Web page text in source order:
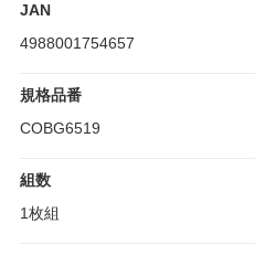
JAN
4988001754657
規格品番
COBG6519
組数
1枚組